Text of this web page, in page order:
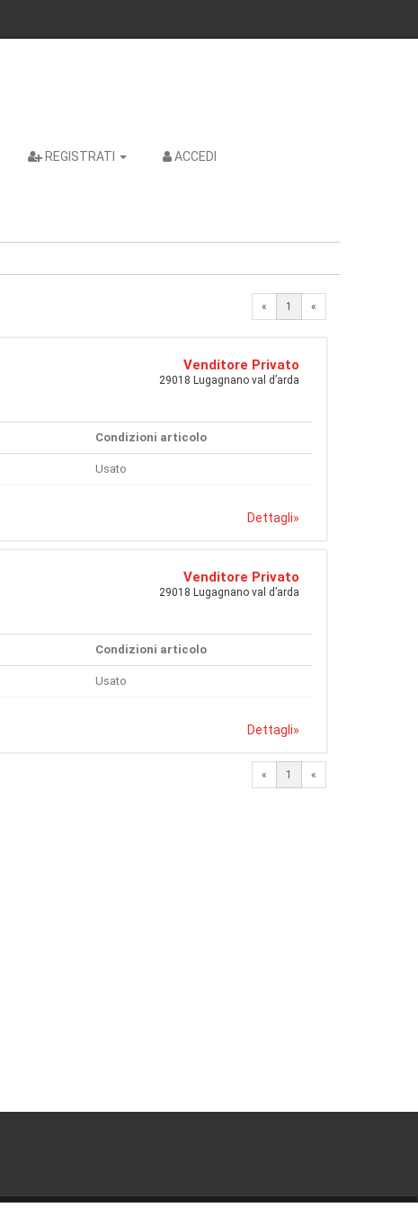
REGISTRATI ACCEDI
« 1 «
Venditore Privato
29018 Lugagnano val d’arda
Condizioni articolo
Usato
Dettagli»
Venditore Privato
29018 Lugagnano val d’arda
Condizioni articolo
Usato
Dettagli»
« 1 «